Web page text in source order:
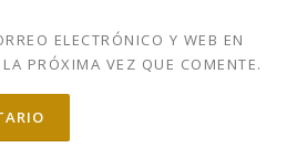
ELECTRÓNICO Y WEB EN
PRÓXIMA VEZ QUE COMENTE.